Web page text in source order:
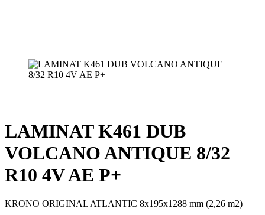
LAMINAT K461 DUB
VOLCANO ANTIQUE 8/32
R10 4V AE P+
KRONO ORIGINAL ATLANTIC 8x195x1288 mm (2,26 m2)